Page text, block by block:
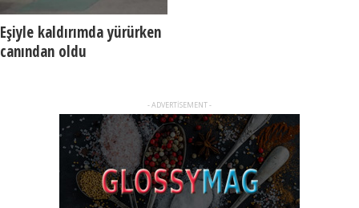
Eşiyle kaldırımda yürürken
canından oldu
- ADVERTISEMENT -